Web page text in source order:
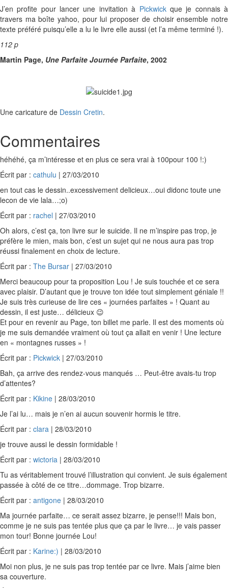
J’en profite pour lancer une invitation à Pickwickque je connais à
travers ma boîte yahoo, pour lui proposer de choisir ensemble notre
texte préféré puisqu’elle a lu le livre elle aussi (et l’a même terminé !).
112 p
Martin Page, Une Parfaite Journée Parfaite, 2002
Une caricature de Dessin Cretin.
Commentaires
héhéhé, ça m’intéresse et en plus ce sera vrai à 100pour 100 !:)
Écrit par : cathulu | 27/03/2010
en tout cas le dessin..excessivement delicieux…oui didonc toute une
lecon de vie lala…;o)
Écrit par : rachel | 27/03/2010
Oh alors, c’est ça, ton livre sur le suicide. Il ne m’inspire pas trop, je
préfère le mien, mais bon, c’est un sujet qui ne nous aura pas trop
réussi finalement en choix de lecture.
Écrit par : The Bursar | 27/03/2010
Merci beaucoup pour ta proposition Lou ! Je suis touchée et ce sera
avec plaisir. D’autant que je trouve ton idée tout simplement géniale !!
Je suis très curieuse de lire ces « journées parfaites » ! Quant au
dessin, il est juste… délicieux 😉
Et pour en revenir au Page, ton billet me parle. Il est des moments où
je me suis demandée vraiment où tout ça allait en venir ! Une lecture
en « montagnes russes » !
Écrit par : Pickwick | 27/03/2010
Bah, ça arrive des rendez-vous manqués … Peut-être avais-tu trop
d’attentes?
Écrit par : Kikine | 28/03/2010
Je l’ai lu… mais je n’en ai aucun souvenir hormis le titre.
Écrit par : clara | 28/03/2010
je trouve aussi le dessin formidable !
Écrit par : wictoria | 28/03/2010
Tu as véritablement trouvé l’illustration qui convient. Je suis également
passée à côté de ce titre…dommage. Trop bizarre.
Écrit par : antigone | 28/03/2010
Ma journée parfaite… ce serait assez bizarre, je pense!!! Mais bon,
comme je ne suis pas tentée plus que ça par le livre… je vais passer
mon tour! Bonne journée Lou!
Écrit par : Karine:) | 28/03/2010
Moi non plus, je ne suis pas trop tentée par ce livre. Mais j’aime bien
sa couverture.